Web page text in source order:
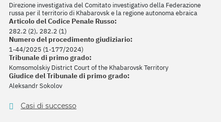
Direzione investigativa del Comitato investigativo della Federazione
russa per il territorio di Khabarovsk e la regione autonoma ebraica
Articolo del Codice Penale Russo:
282.2 (2), 282.2 (1)
Numero del procedimento giudiziario:
1-44/2025 (1-177/2024)
Tribunale di primo grado:
Komsomolskiy District Court of the Khabarovsk Territory
Giudice del Tribunale di primo grado:
Aleksandr Sokolov
Casi di successo